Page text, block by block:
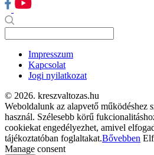
Impresszum
Kapcsolat
Jogi nyilatkozat
© 2026. kreszvaltozas.hu
Weboldalunk az alapvető működéshez
használ. Szélesebb körű
cookiekat engedélyezhet, amivel
tájékoztatóban foglaltakat.Bővebben
Manage consent